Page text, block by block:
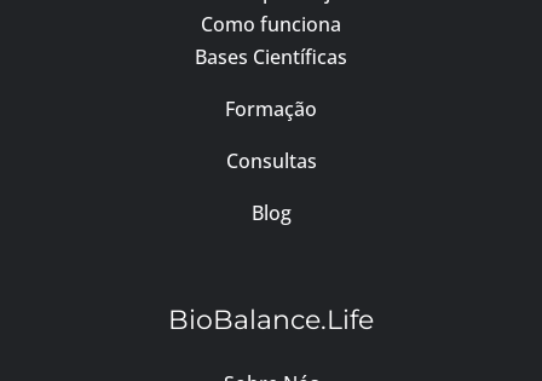
Como funciona
Bases Científicas
Formação
Consultas
Blog
BioBalance.Life